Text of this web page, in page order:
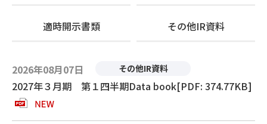
適時開示書類 その他IR資料
2026年08月07日 その他IR資料
2027年３月期 第１四半期Data book[PDF: 374.77KB]